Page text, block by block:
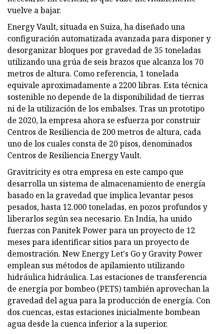
vuelve a bajar.
Energy Vault, situada en Suiza, ha diseñado una
configuración automatizada avanzada para disponer y
desorganizar bloques por gravedad de 35 toneladas
utilizando una grúa de seis brazos que alcanza los 70
metros de altura. Como referencia, 1 tonelada
equivale aproximadamente a 2200 libras. Esta técnica
sostenible no depende de la disponibilidad de tierras
ni de la utilización de los embalses. Tras un prototipo
de 2020, la empresa ahora se esfuerza por construir
Centros de Resiliencia de 200 metros de altura, cada
uno de los cuales consta de 20 pisos, denominados
Centros de Resiliencia Energy Vault.
Gravitricity es otra empresa en este campo que
desarrolla un sistema de almacenamiento de energía
basado en la gravedad que implica levantar pesos
pesados, hasta 12.000 toneladas, en pozos profundos y
liberarlos según sea necesario. En India, ha unido
fuerzas con Panitek Power para un proyecto de 12
meses para identificar sitios para un proyecto de
demostración. New Energy Let's Go y Gravity Power
emplean sus métodos de apilamiento utilizando
hidráulica hidráulica. Las estaciones de transferencia
de energía por bombeo (PETS) también aprovechan la
gravedad del agua para la producción de energía. Con
dos cuencas, estas estaciones inicialmente bombean
agua desde la cuenca inferior a la superior.